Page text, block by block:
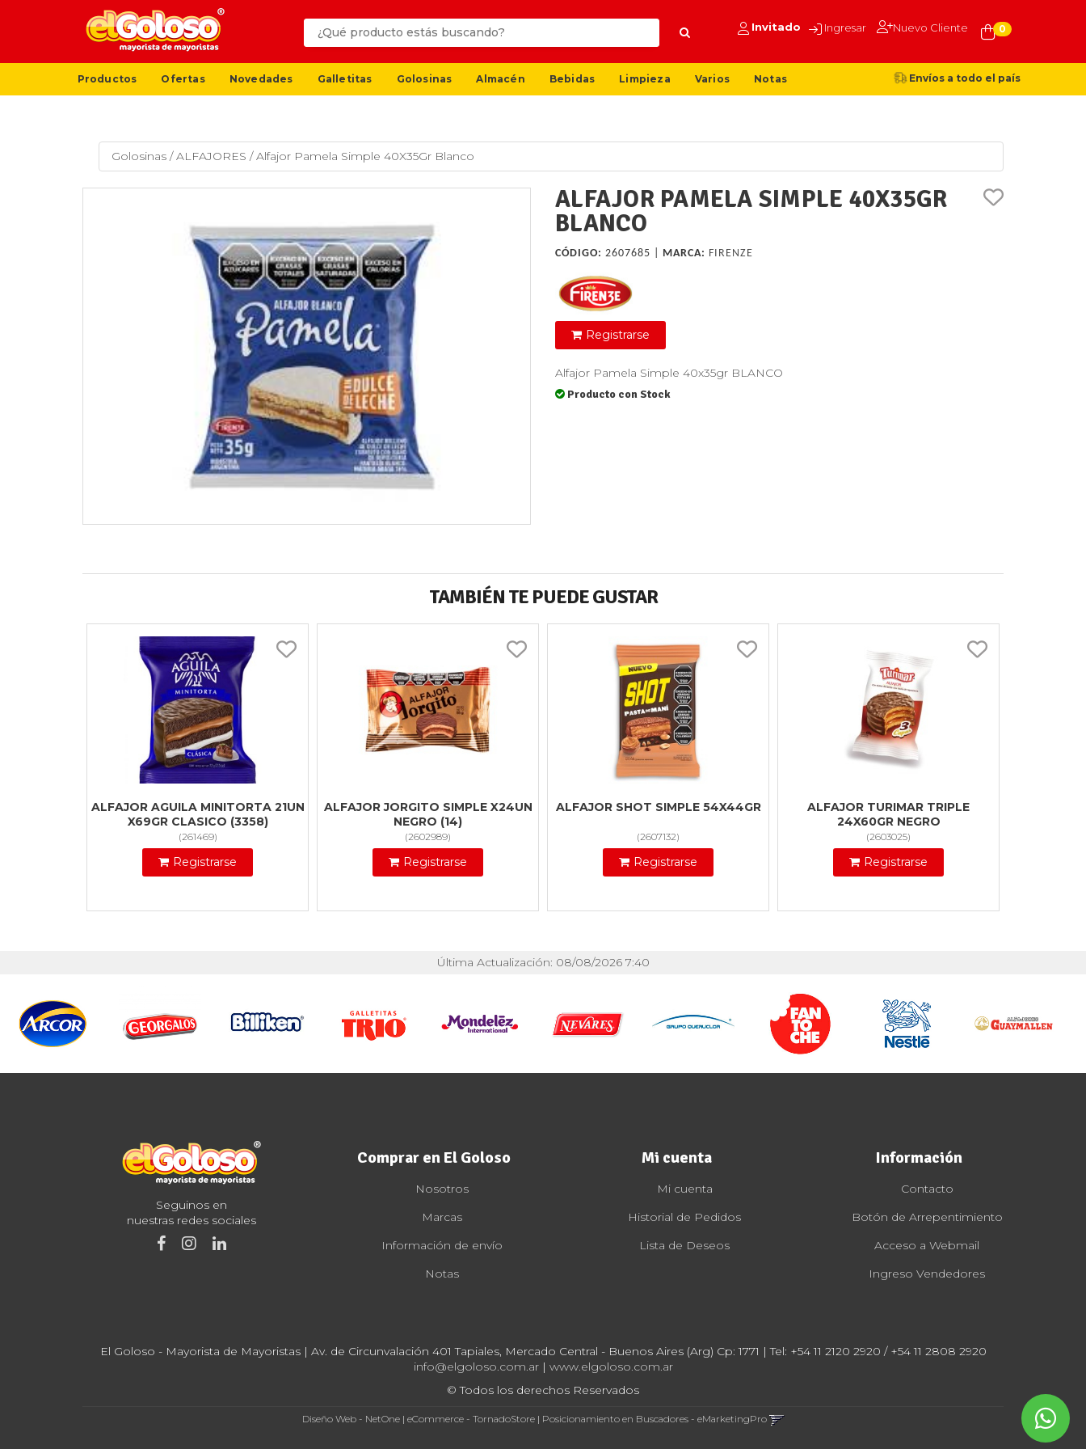
Invitado Ingresar Nuevo Cliente 0
Productos Ofertas Novedades Galletitas Golosinas Almacén Bebidas Limpieza Varios Notas Envíos a todo el país
Golosinas /ALFAJORES / Alfajor Pamela Simple 40X35Gr Blanco
ALFAJOR PAMELA SIMPLE 40X35GR
BLANCO
CÓDIGO: 2607685 | MARCA: FIRENZE
Registrarse
Alfajor Pamela Simple 40x35gr BLANCO
Producto con Stock
TAMBIÉN TE PUEDE GUSTAR
ALFAJOR AGUILA MINITORTA 21UN
X69GR CLASICO (3358)
(261469)
Registrarse
ALFAJOR JORGITO SIMPLE X24UN
NEGRO (14)
(2602989)
Registrarse
ALFAJOR SHOT SIMPLE 54X44GR
(2607132)
Registrarse
ALFAJOR TURIMAR TRIPLE
24X60GR NEGRO
(2603025)
Registrarse
Última Actualización: 08/08/2026 7:40
Seguinos en
nuestras redes sociales
Comprar en El Goloso
Nosotros
Marcas
Información de envío
Notas
Mi cuenta
Mi cuenta
Historial de Pedidos
Lista de Deseos
Información
Contacto
Botón de Arrepentimiento
Acceso a Webmail
Ingreso Vendedores
El Goloso - Mayorista de Mayoristas | Av. de Circunvalación 401 Tapiales, Mercado Central - Buenos Aires (Arg) Cp: 1771 | Tel: +54 11 2120 2920 / +54 11 2808 2920
info@elgoloso.com.ar| www.elgoloso.com.ar
© Todos los derechos Reservados
Diseño Web - NetOne| eCommerce - TornadoStore| Posicionamiento en Buscadores - eMarketingPro